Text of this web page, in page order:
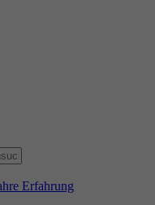
Erfahrung